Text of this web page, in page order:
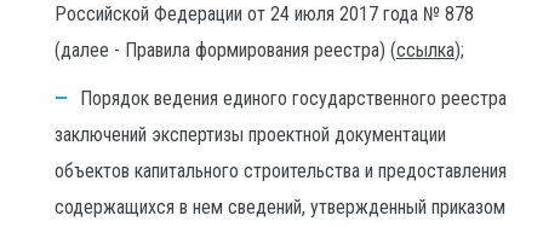
Российской Федерации от 24 июля 2017 года № 878
(далее - Правила формирования реестра) (ссылка);
Порядок ведения единого государственного реестра
заключений экспертизы проектной документации
объектов капитального строительства и предоставления
содержащихся в нем сведений, утвержденный приказом